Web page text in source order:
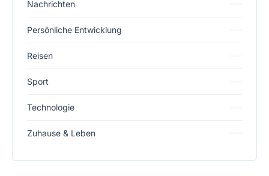
Nachrichten
Persönliche Entwicklung
Reisen
Sport
Technologie
Zuhause & Leben